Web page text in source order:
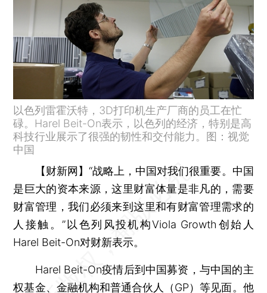
以色列雷霍沃特，3D打印机生产厂商的员工在忙
碌。Harel Beit-On表示，以色列的经济，特别是高
科技行业展示了很强的韧性和交付能力。图：视觉
中国
【财新网】 “战略上，中国对我们很重要。中国
是巨大的资本来源，这里财富体量是非凡的，需要
财富管理，我们必须来到这里和有财富管理需求的
人接触。”以色列风投机构Viola Growth创始人
Harel Beit-On对财新表示。
Harel Beit-On疫情后到中国募资，与中国的主
权基金、金融机构和普通合伙人（GP）等见面。他